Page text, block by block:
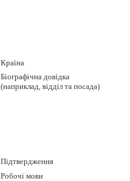
Країна
Біографічна довідка
(наприклад, відділ та посада)
Підтвердження
Робочі мови